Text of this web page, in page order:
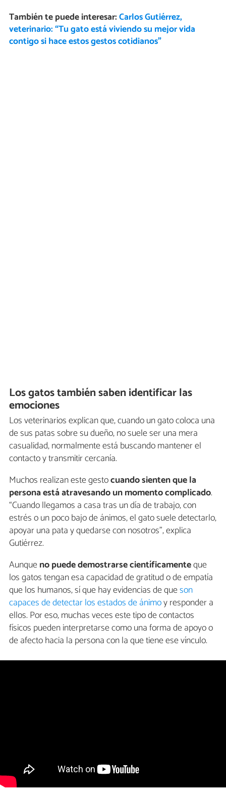
También te puede interesar:Carlos Gutiérrez,
veterinario: “Tu gato está viviendo su mejor vida
contigo si hace estos gestos cotidianos”
Los gatos también saben identificar las
emociones
Los veterinarios explican que, cuando un gato coloca una
de sus patas sobre su dueño, no suele ser una mera
casualidad, normalmente está buscando mantener el
contacto y transmitir cercanía.
Muchos realizan este gestocuando sienten que la
persona está atravesando un momento complicado.
“Cuando llegamos a casa tras un día de trabajo, con
estrés o un poco bajo de ánimos, el gato suele detectarlo,
apoyar una pata y quedarse con nosotros”, explica
Gutiérrez.
Aunqueno puede demostrarse científicamenteque
los gatos tengan esa capacidad de gratitud o de empatía
que los humanos, sí que hay evidencias de queson
capaces de detectar los estados de ánimoy responder a
ellos. Por eso, muchas veces este tipo de contactos
físicos pueden interpretarse como una forma de apoyo o
de afecto hacia la persona con la que tiene ese vínculo.